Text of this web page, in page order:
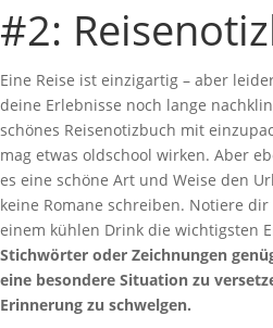
#2:
Eine Reise ist einzigartig – aber
deine Erlebnisse noch lange
schönes Reisenotizbuch mit
mag etwas oldschool wirken. Aber
es eine schöne Art und Weise den
keine Romane schreiben. Notiere
einem kühlen Drink die wichtigsten
Stichwörter oder Zeichnungen
eine besondere Situation zu
Erinnerung zu schwelgen.